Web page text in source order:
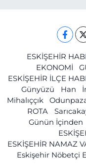
ESKİŞEHİR
EKONOMİ
ESKİŞEHİR İLÇE
Günyüzü
Han
Mihalıççık
ROTA
Günün İçinden
ESKİŞEHİR NAMAZ
Eskişehir Nöbetçi